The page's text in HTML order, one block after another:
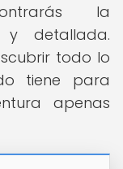
la
y detallada.
todo lo
tiene para
apenas